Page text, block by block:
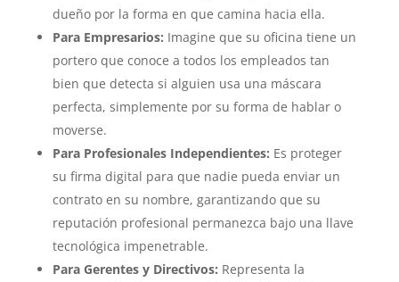
dueño por la forma en que camina hacia ella.
Para Empresarios: Imagine que su oficina tiene un
portero que conoce a todos los empleados tan
bien que detecta si alguien usa una máscara
perfecta, simplemente por su forma de hablar o
moverse.
Para Profesionales Independientes: Es proteger
su firma digital para que nadie pueda enviar un
contrato en su nombre, garantizando que su
reputación profesional permanezca bajo una llave
tecnológica impenetrable.
Para Gerentes y Directivos: Representa la